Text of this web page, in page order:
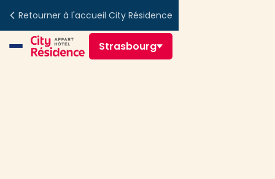
Retourner à l'accueil City Résidence
Strasbourg